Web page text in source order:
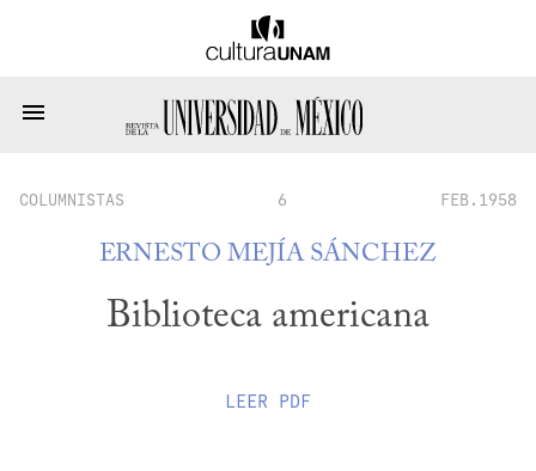
COLUMNISTAS 6 FEB.1958
ERNESTO MEJÍA SÁNCHEZ
Biblioteca americana
LEER PDF